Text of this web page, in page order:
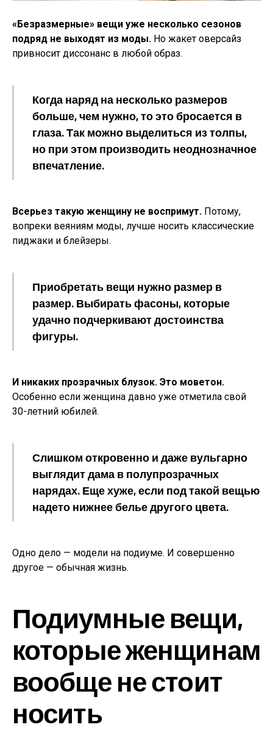
«Безразмерные» вещи уже несколько сезонов
подряд не выходят из моды. Но жакет оверсайз
привносит диссонанс в любой образ.
Когда наряд на несколько размеров
больше, чем нужно, то это бросается в
глаза. Так можно выделиться из толпы,
но при этом производить неоднозначное
впечатление.
Всерьез такую женщину не воспримут. Потому,
вопреки веяниям моды, лучше носить классические
пиджаки и блейзеры.
Приобретать вещи нужно размер в
размер. Выбирать фасоны, которые
удачно подчеркивают достоинства
фигуры.
И никаких прозрачных блузок. Это моветон.
Особенно если женщина давно уже отметила свой
30-летний юбилей.
Слишком откровенно и даже вульгарно
выглядит дама в полупрозрачных
нарядах. Еще хуже, если под такой вещью
надето нижнее белье другого цвета.
Одно дело — модели на подиуме. И совершенно
другое — обычная жизнь.
Подиумные вещи,
которые женщинам
вообще не стоит
носить